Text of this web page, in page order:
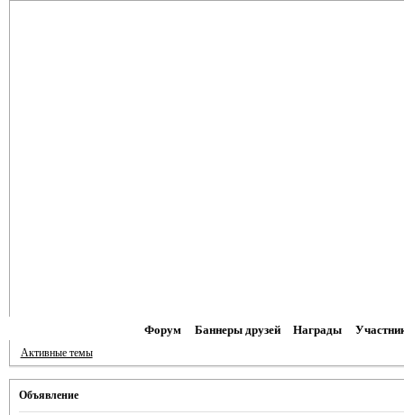
Форум Баннеры друзей Награды
Активные темы
Объявление